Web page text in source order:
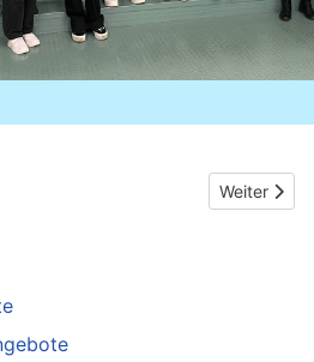
2025 Nächster
Weiter